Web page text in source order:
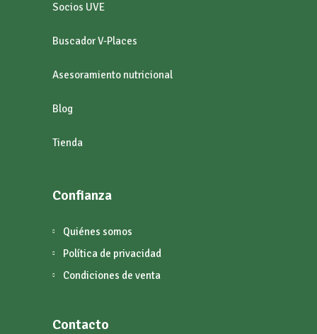
Socios UVE
Buscador V-Places
Asesoramiento nutricional
Blog
Tienda
Confianza
Quiénes somos
Política de privacidad
Condiciones de venta
Contacto